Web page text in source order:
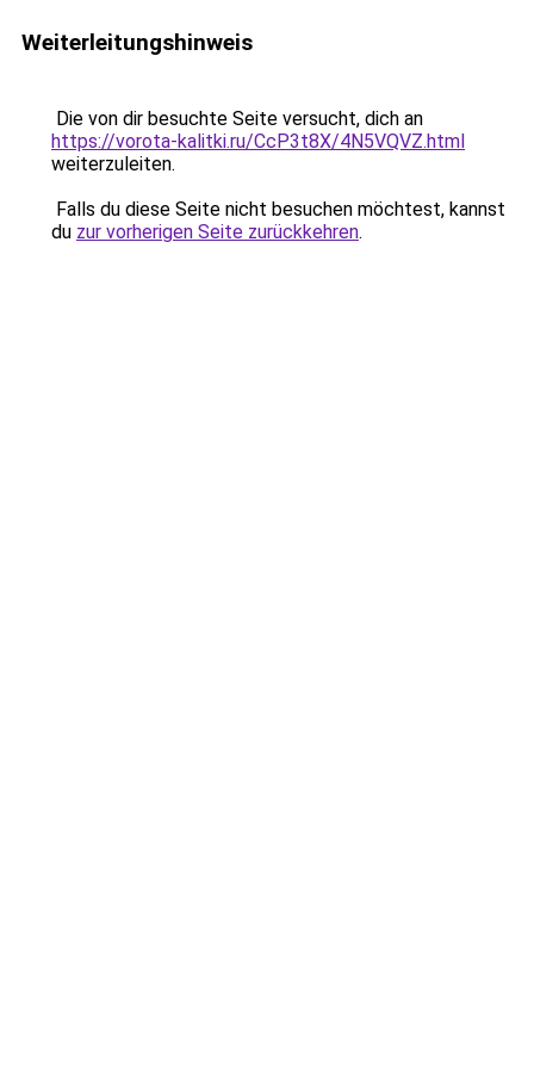
Weiterleitungshinweis
Die von dir besuchte Seite versucht, dich an
https://vorota-kalitki.ru/CcP3t8X/4N5VQVZ.html
weiterzuleiten.
Falls du diese Seite nicht besuchen möchtest, kannst
du zur vorherigen Seite zurückkehren.